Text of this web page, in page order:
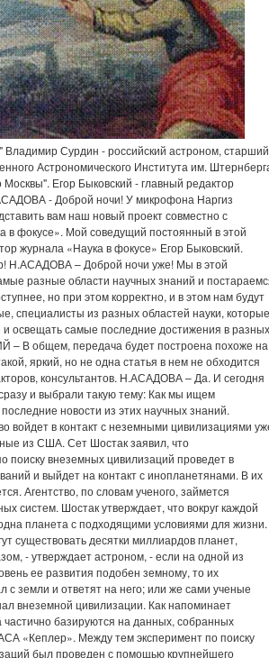
металлов могут отсекать звездное излучение, усиливая излучение планеты, а значит, можно найти планеты похожие на землю. Эти уникальные инфракрасные световоды были разработаны доктором технических наук Лией Жуковой и командой единомышленников. Исследования начались еще в 80-х годах прошлого века. Чуть раньше стало известно, что Войска воздушно-космической обороны России не будут бороться с внеземными цивилизациями. Как сообщил помощник главного испытательного космического центра имени Титова Сергей Бережной, ВКО пока к этому не готовы, цитата: «Мы для этого не предназначены, для борьбы с внеземными цивилизациями. Мы, к сожалению, пока еще не готовы. В задачу космического центра это не ставилось. На Земле много проблем и около планеты», - добавил Бережной. Н.АСАДОВА - Это передача «Наука в фокусе» и сегодня мы говорим о том, как мы ищем инопланетян, и нашим проводником в мир инопланетных цивилизаций сегодня будет российский астроном, старший научный сотрудник Государственного института имени Штернберга Владимир Сурдин. Здравствуйте! В.СУРДИН – Привет полуночникам! Е.БЫКОВСКИЙ – Я добавлю еще, что Владимир Сурдин еще известный научно-популярный писатель. Н.АСАДОВА – Да, это правда, и еще лауреат премии «Просветитель» в прошлом году, да? В.СУРДИН – Да. Н.АСАДОВА – Нам очень повезло, грубо говоря, и давайте же отвечать на наши вопросы. Во-первых, у нас есть животрепещущий вопрос девичий: А зачем нам, вообще, искать инопланетян? Я в них не верю, допустим. И зачем тратить такое количество средств финансовых, человеческих ресурсов для того, чтобы так долго искать каких-то непонятных инопланетян? В.СУРДИН – Не так долго мы их ищем – примерно полстолетия, во-первых. Во-вторых, ресурсы мизерные на это тратятся; и я замечу, что самый дорогостоящий проект, которые еще не воплощен в жизнь – только предстоит. Вот те самые 20 лет, о которых говорил Сет Шостак – это тот самый проект, и он стоит всего лишь 30 миллионов долларов. Да разве это деньги? Вспомним про Олимпиаду. Зачем? Ну, спросили бы у Колумба, зачем он поехал. Он бы сказал: «Ну, как зачем? Новую дорогу в Индию открывать. Будем перец оттуда возить и всякие вкусные вещи». Приехал - открыл Америку. Не знаю, зачем мы их ищем. Интересно потому что. А зачем мы ездим за границу, зачем знакомимся с культурой других народов, хотя они на нас очень похожи? Представьте на минутку, что мы их открыли – сигнал от них получили. Телевизионный канал, которые непрерывно работает, показывает нам жизнь другой цивилизации - представляете, какой рейтинг у него был бы? По-моему, это аргумент для тех, кто занимается наукой. Е.БЫКОВСКИЙ – И в любом случае, пусть мы их откроем, чем они нас? Это в порядке шутки, о, вообще, я хочу заметить к твоему этому вопросу, что мы ищем, как сказал Владимир, не так давно – полвека, а до этого, в общем, многие были уверены, что инопланетяне живут недалеко. Когда появилась мощная оптика, и на Луне, например, стало возможным рассмотреть горы и какие-то другие природные образования, было общим местом считать, что на луне живут селениты. Это была эпоха великих географический открытий; и тогда было нормально, что открывается новая земля, а там есть аборигены очередные. Еще одна земля - там еще одни аборигены. Значит, на Луне, скорей всего, живут селениты. Н.АСАДОВА – На Марсе. Е.БЫКОВСКИЙ – А на марсе живут марсиане. То есть, это было вполне естественно предположить, что везде живут какие-то люди, что, впрочем, не противоречит совершенно, например, религии, господствовавшей в те времена, ибо сказано было, что «у господа моего много домов» или что-то в этом роде – я точно не помню Писание. Но потом оказалось, что в солнечной системе других разумных существ нет, и стало логично предположить, что они есть где-то еще. Если жизнь возникла естественным способом, то притом, что Вселенная безгранична, этим способом она должна появиться где-то еще. В.СУРДИН – На счет религии замечу, что Джордано Бруно сгорел на костре за эти мысли, и поджигали костер именно деятели религии. Е.БЫКОВСКИЙ – Да, Володя, но его сожгли за ересь, в общем, не совсем за то… В.СУРДИН – В том числе, и за мысль о множественности миров. Но, тем не менее, мысль-то естественная. Мы ничего не имеет в природе в одном экземпляре, ничего, кроме двух вещей: жизни и разума. Ученых это чрезвычайно беспокоит. У нас была одна звезда – Солнце. В конце концов, мы поняли, что остальные звезды тоже солнца. У нас была одна земля. Потом мы открыли кучу планет в Солнечной системе, поняли, что Земля не уникальна. А сегодня у нас более тысячи планет у других звезд. И по-прежнему жизнь и разум остаются уникальны. Ну, не может этого быть! Н.АСАДОВА – Еще один ответ нам дают многочисленные фильмы и блокбастеры фантазийные – то, что жизнь на Земле не бесконечна, и нам, человечеству придется куда-то переселиться. В.СУРДИН – Это не ответ. Это большая подножка тем, кто изучает проблему, потому что блокбастеры воспитали у нас мысль о том, что они вокруг, от них уже просто некуда деться: они уже здесь, в этой студии, в этой Москве, везде и надо только уклоняться от встречи с внеземными цивилизациями… Е.БЫКОВСКИЙ – Я не успеваю уклоняться. В.СУРДИН – На самом деле, дело хуже обстоит: разум чрезвычайно редок во Вселенной. А жизнь - мы надеемся, что еще в Солнечной системе мы найдем оригинальную жизнь, и мест для этого все больше и больше становится. Напомню, Марс может быть живым, и сегодня еще несколько спутников планет оказались потенциальными прибежищами жизни. Е.БЫКОВСКИЙ – Мы говорим, скорее, все-таки о разумной жизни. В.СУРДИН – Разумной, да. Е.БЫКОВСКИЙ – Вряд ли на Европе подо льдом разовьются… В.СУРДИН – Да, я не думаю, что в темноте может быть разумная жизнь. Н.АСАДОВА – Тогда мы подошли к самому главному вопросу нашей передачи: Как мы ищем инопланетян. Поэтому я предлагаю нам послушать рубрику постоянную нашу: «Статья по теме». Это статься из журнала «Наука в фокусе»: «Как мы ищем чужих», ее прочитал Лев Гулько: СТАТЬЯ ПО ТЕМЕ. Методы поиска инопланетян включают использование гигантских оптических телескопов для поиска вспышек или необычных прохождений планет перед дисками других звёзд. Но метод, который с наибольшей вероя